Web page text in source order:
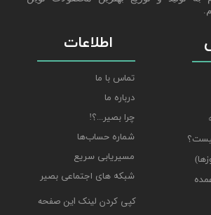
اطلاعات
تماس با ما
درباره ما
چرا بصیر...؟!
شماره حساب‌ها
مسیریابی سریع
شبکه های اجتماعی بصیر
کپی کردن لینک این صفحه